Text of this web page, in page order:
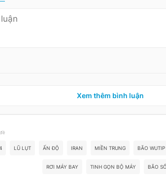
Xem thêm bình luận
LŨ LỤT ẤN ĐỘ IRAN MIỀN TRUNG BÃO WUTIP
RƠI MÁY BAY TINH GỌN BỘ MÁY BÃO